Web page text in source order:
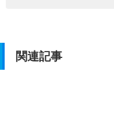
関連記事